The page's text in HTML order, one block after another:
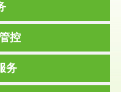
控
务